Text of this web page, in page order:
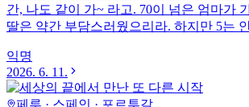
간, 나도 같이 가~ 라고. 70이 넘은 엄마가
딸은 약간 부담스러웠으리라. 하지만 5는
익명
2026. 6. 11.
페루 · 스페인 · 포르투갈